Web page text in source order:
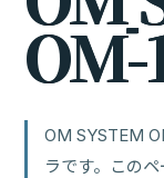
OM-
OM SYSTEM
ラです。この